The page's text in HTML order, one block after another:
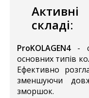
складі:
ProKOLAGEN4-
основних типів
Ефективно
зменшуючи
зморшок.